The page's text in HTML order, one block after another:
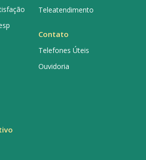
Teleatendimento
Contato
Telefones Úteis
Ouvidoria